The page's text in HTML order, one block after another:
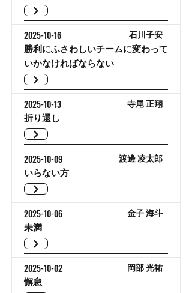
勝利にふさわしいチームに変わって
いかなければならない
2025-10-16 石川子安
折り還し
2025-10-13 寺尾 正翔
いらない方
2025-10-09 渡邊 凌太郎
未満
2025-10-06 金子 海斗
懈怠
2025-10-02 岡部 光祐